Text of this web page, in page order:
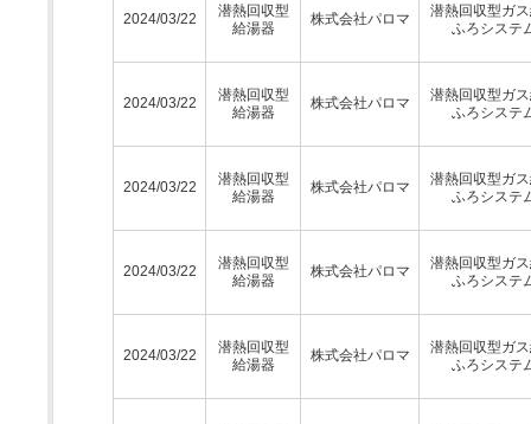
2024/03/22
潜熱回収型
給湯器
株式会社パロマ
潜熱回収型ガ
ふろシステ
2024/03/22
潜熱回収型
給湯器
株式会社パロマ
潜熱回収型ガ
ふろシステ
2024/03/22
潜熱回収型
給湯器
株式会社パロマ
潜熱回収型ガ
ふろシステ
2024/03/22
潜熱回収型
給湯器
株式会社パロマ
潜熱回収型ガ
ふろシステ
2024/03/22
潜熱回収型
給湯器
株式会社パロマ
潜熱回収型ガ
ふろシステ